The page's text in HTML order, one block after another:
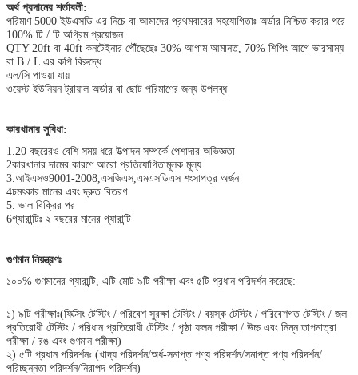
অর্থ প্রদানের শর্তাবলী:
পরিমাণ 5000 ইউএসডি এর নিচে বা আমাদের প্রথমবারের সহযোগিতাঃ অর্ডার নিশ্চিত করার পরে
100% টি / টি অগ্রিম প্রয়োজন
QTY 20ft বা 40ft কনটেইনার পৌঁছেছেঃ 30% আগাম আমানত, 70% শিপিং আগে ভারসাম্য
বা B / L এর কপি বিরুদ্ধে
এল/সি পাওয়া যায়
ওয়েস্ট ইউনিয়ন ট্রায়াল অর্ডার বা ছোট পরিমাণের জন্য উপলব্ধ
কারখানার সুবিধা:
1.20 বছরেরও বেশি সময় ধরে উত্পাদন সম্পর্কে পেশাদার অভিজ্ঞতা
2কারখানার দামের কারণে আরো প্রতিযোগিতামূলক মূল্য
3.আইএসও9001-2008,এসজিএস,এমএসডিএস শংসাপত্র অর্জন
4চমৎকার মানের এবং দ্রুত বিতরণ
5. ভাল বিক্রির পর
6গ্যারান্টিঃ ২ বছরের মানের গ্যারান্টি
গুণমান নিয়ন্ত্রণঃ
১০০% গুণমানের গ্যারান্টি, এটি মোট ৯টি পরীক্ষা এবং ৫টি প্রধান পরিদর্শন করেছে:
১) ৯টি পরীক্ষাঃ(ফিক্সিং টেস্টিং / পরিবেশ সুরক্ষা টেস্টিং / বয়স্ক টেস্টিং / পরিবেশগত টেস্টিং / জল
প্রতিরোধী টেস্টিং / পরিধান প্রতিরোধী টেস্টিং / পৃষ্ঠা ফলন পরীক্ষা / উচ্চ এবং নিম্ন তাপমাত্রা
পরীক্ষা / রঙ এবং গুণমান পরীক্ষা)
২) ৫টি প্রধান পরিদর্শনঃ (খাদ্য পরিদর্শন/অর্ধ-সমাপ্ত পণ্য পরিদর্শন/সমাপ্ত পণ্য পরিদর্শন/
পরিচ্ছন্নতা পরিদর্শন/নিরাপদ পরিদর্শন)